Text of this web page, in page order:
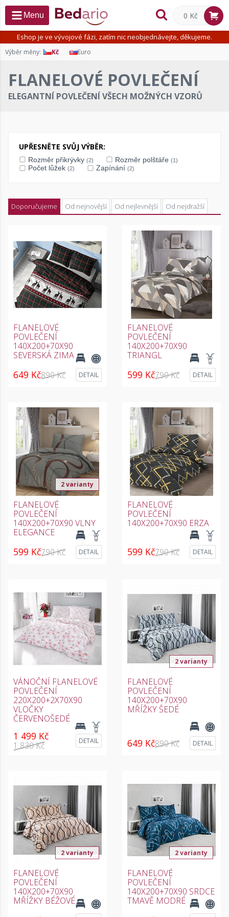
Eshop je ve vývojové fázi, zatím nic neobjednávejte, děkujeme.
Výběr měny: Kč Euro
Menu 0 Kč
FLANELOVÉ POVLEČENÍ
ELEGANTNÍ POVLEČENÍ VŠECH MOŽNÝCH VZORŮ
UPŘESNĚTE SVŮJ VÝBĚR:
Rozměr přikrývky (2) Rozměr polštáře (1)
Počet lůžek (2) Zapínání (2)
Doporučujeme Od nejnovější Od nejlevnější Od nejdražší
FLANELOVÉ
POVLEČENÍ
140X200+70X90
SEVERSKÁ ZIMA
649 Kč890 Kč DETAIL
FLANELOVÉ
POVLEČENÍ
140X200+70X90
TRIANGL
599 Kč790 Kč DETAIL
2 varianty
FLANELOVÉ
POVLEČENÍ
140X200+70X90 VLNY
ELEGANCE
599 Kč790 Kč DETAIL
FLANELOVÉ
POVLEČENÍ
140X200+70X90 ERZA
599 Kč790 Kč DETAIL
VÁNOČNÍ FLANELOVÉ
POVLEČENÍ
220X200+2X70X90
VLOČKY
ČERVENOŠEDÉ
1 499 Kč
1 830 Kč DETAIL
2 varianty
FLANELOVÉ
POVLEČENÍ
140X200+70X90
MŘÍŽKY ŠEDÉ
649 Kč890 Kč DETAIL
2 varianty
FLANELOVÉ
POVLEČENÍ
140X200+70X90
MŘÍŽKY BÉŽOVÉ
2 varianty
FLANELOVÉ
POVLEČENÍ
140X200+70X90 SRDCE
TMAVĚ MODRÉ